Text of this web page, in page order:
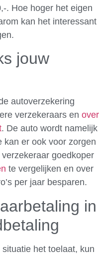
. Hoe hoger het eigen
kan het interessant
jouw
autoverzekering
verzekeraars en over
. De auto wordt namelijk
kan er ook voor zorgen
goedkoper
te vergelijken en over
per jaar besparen.
in
het toelaat, kun